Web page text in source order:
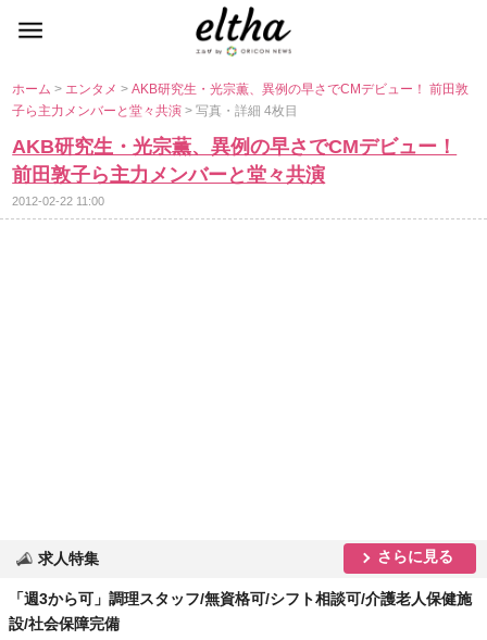
ホーム> エンタメ>AKB研究生・光宗薫、異例の早さでCMデビュー！ 前田敦
子ら主力メンバーと堂々共演> 写真・詳細 4枚目
AKB研究生・光宗薫、異例の早さでCMデビュー！
前田敦子ら主力メンバーと堂々共演
2012-02-22 11:00
求人特集 さらに見る
「週3から可」調理スタッフ/無資格可/シフト相談可/介護老人保健施
設/社会保障完備